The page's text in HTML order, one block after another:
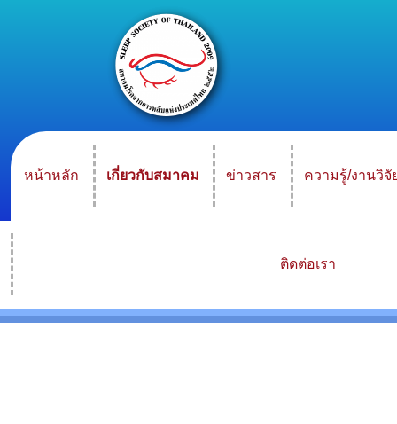
หน้าหลัก เกี่ยวกับสมาคม ข่าวสาร ความรู้/งานวิจั
ติดต่อเรา